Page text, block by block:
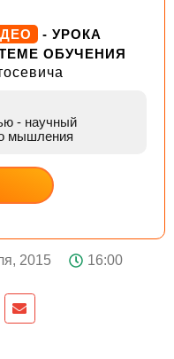
- УРОКА
ОБУЧЕНИЯ
- научный
мышления
2015
16:00